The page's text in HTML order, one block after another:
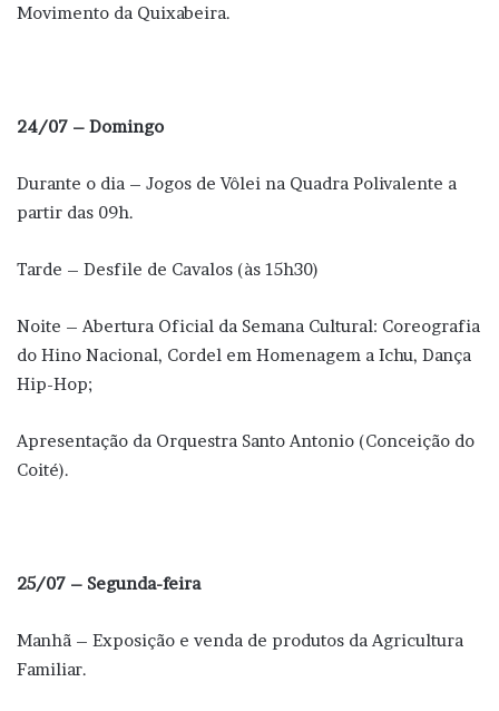
Movimento da Quixabeira.
24/07 – Domingo
Durante o dia – Jogos de Vôlei na Quadra Polivalente a
partir das 09h.
Tarde – Desfile de Cavalos (às 15h30)
Noite – Abertura Oficial da Semana Cultural: Coreografia
do Hino Nacional, Cordel em Homenagem a Ichu, Dança
Hip-Hop;
Apresentação da Orquestra Santo Antonio (Conceição do
Coité).
25/07 – Segunda-feira
Manhã – Exposição e venda de produtos da Agricultura
Familiar.